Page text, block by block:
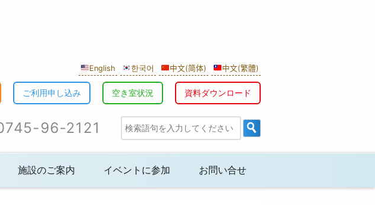
English 한국어 中文(简体) 中文(繁體)
ご利用申し込み 空き室状況 資料ダウンロード
96-2121
施設のご案内 イベントに参加 お問い合せ